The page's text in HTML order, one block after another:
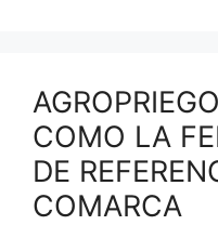
COMO LA
DE
COMARCA